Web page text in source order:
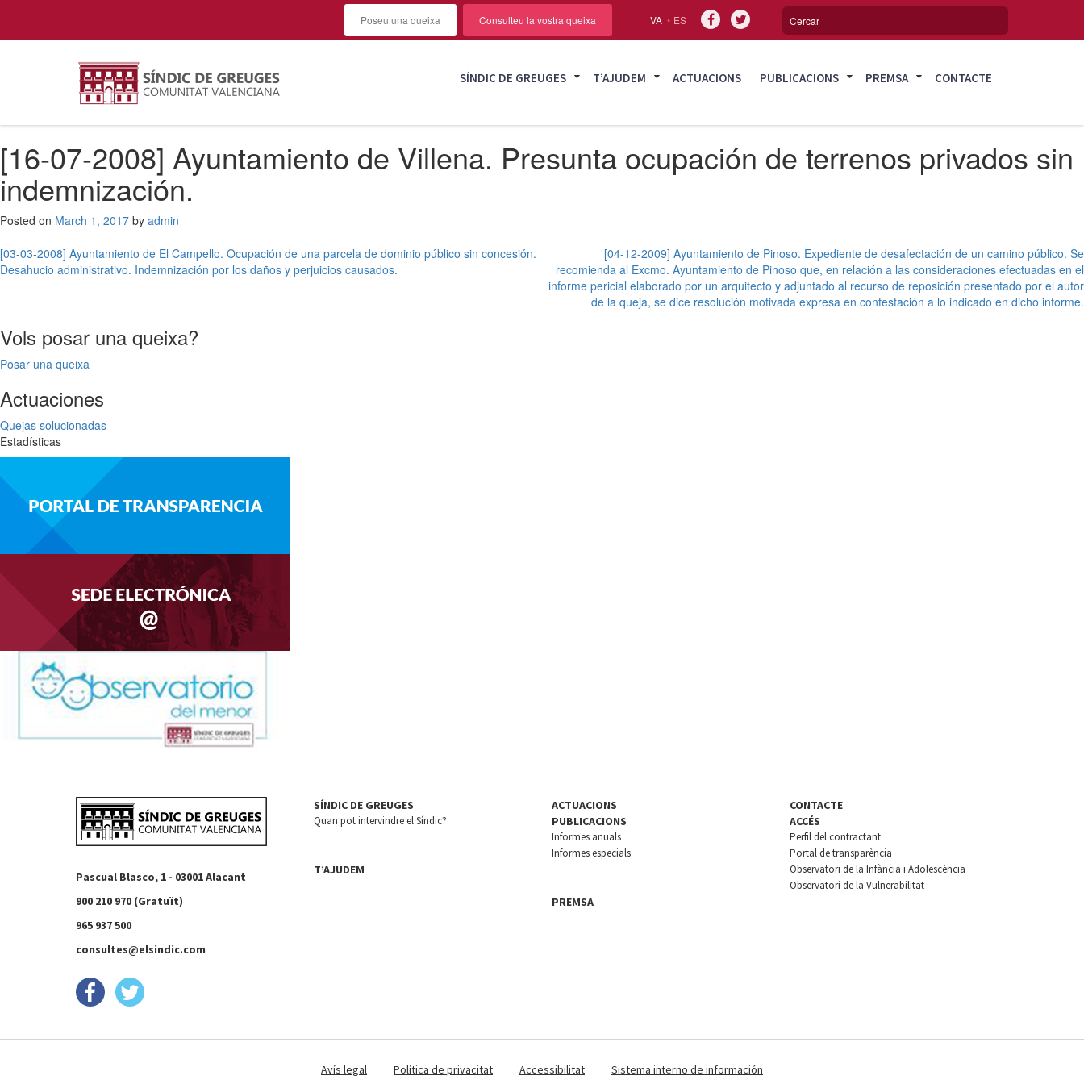
VA ES
Poseu una queixa Consulteu la vostra queixa
SÍNDIC DE GREUGES T’AJUDEM ACTUACIONS PUBLICACIONS PREMSA CONTACTE
[16-07-2008] Ayuntamiento de Villena. Presunta ocupación de terrenos privados sin
indemnización.
Posted on March 1, 2017 by admin
Post
navigation
[03-03-2008] Ayuntamiento de El Campello. Ocupación de una parcela de dominio público sin concesión.
Desahucio administrativo. Indemnización por los daños y perjuicios causados.
[04-12-2009] Ayuntamiento de Pinoso. Expediente de desafectación de un camino público. Se
recomienda al Excmo. Ayuntamiento de Pinoso que, en relación a las consideraciones efectuadas en el
informe pericial elaborado por un arquitecto y adjuntado al recurso de reposición presentado por el autor
de la queja, se dice resolución motivada expresa en contestación a lo indicado en dicho informe.
Vols posar una queixa?
Posar una queixa
Actuaciones
Quejas solucionadas
Estadísticas
Pascual Blasco, 1 - 03001 Alacant
900 210 970 (Gratuït)
965 937 500
consultes@elsindic.com
SÍNDIC DE GREUGES
Quan pot intervindre el Síndic?
T’AJUDEM
ACTUACIONS
PUBLICACIONS
Informes anuals
Informes especials
PREMSA
CONTACTE
ACCÉS
Perfil del contractant
Portal de transparència
Observatori de la Infància i Adolescència
Observatori de la Vulnerabilitat
Avís legal Política de privacitat Accessibilitat
Sistema interno de información